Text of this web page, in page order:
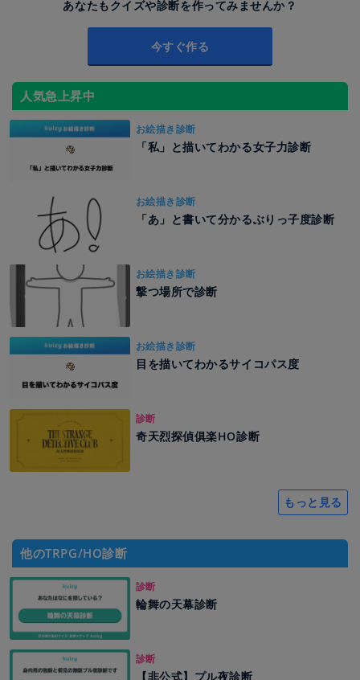
あなたもクイズや診断を作ってみませんか？
今すぐ作る
人気急上昇中
お絵描き診断
「私」と描いてわかる女子力診断
お絵描き診断
「あ」と書いて分かるぶりっ子度診断
お絵描き診断
撃つ場所で診断
お絵描き診断
目を描いてわかるサイコパス度
診断
奇天烈探偵俱楽HO診断
もっと見る
他のTRPG/HO診断
診断
輪舞の天幕診断
診断
【非公式】プル夜診断